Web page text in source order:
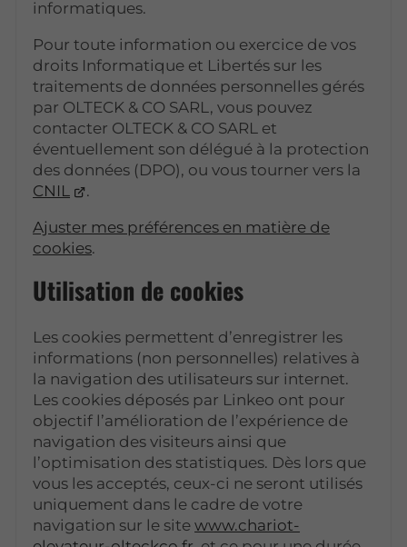
informatiques.
Pour toute information ou exercice de vos
droits Informatique et Libertés sur les
traitements de données personnelles gérés
par OLTECK & CO SARL, vous pouvez
contacter OLTECK & CO SARL et
éventuellement son délégué à la protection
des données (DPO), ou vous tourner vers la
CNIL
.
Ajuster mes préférences en matière de
cookies.
Utilisation de cookies
Les cookies permettent d’enregistrer les
informations (non personnelles) relatives à
la navigation des utilisateurs sur internet.
Les cookies déposés par Linkeo ont pour
objectif l’amélioration de l’expérience de
navigation des visiteurs ainsi que
l’optimisation des statistiques. Dès lors que
vous les acceptés, ceux-ci ne seront utilisés
uniquement dans le cadre de votre
navigation sur le sitewww.chariot-